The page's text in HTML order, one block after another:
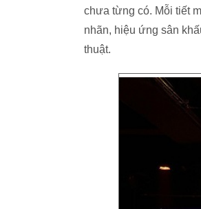
chưa từng có. Mỗi tiết
nhãn, hiệu ứng sân
thuật.